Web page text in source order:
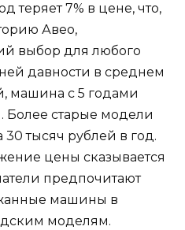
теряет 7% в цене, что,
Авео,
выбор для любого
давности в среднем
машина с 5 годами
Более старые модели
тысяч рублей в год.
цены сказывается
предпочитают
машины в
моделям.